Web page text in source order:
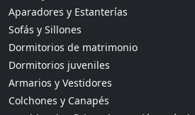
Aparadores y Estanterías
Sofás y Sillones
Dormitorios de matrimonio
Dormitorios juveniles
Armarios y Vestidores
Colchones y Canapés